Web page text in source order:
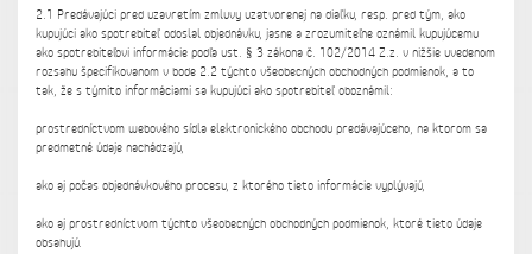
2.1 Predávajúci pred uzavretím zmluvy uzatvorenej na diaľku, resp. pred tým, ako
kupujúci ako spotrebiteľ odoslal objednávku, jasne a zrozumiteľne oznámil kupujúcemu
ako spotrebiteľovi informácie podľa ust. § 3 zákona č. 102/2014 Z.z. v nižšie uvedenom
rozsahu špecifikovanom v bode 2.2 týchto všeobecných obchodných podmienok, a to
tak, že s týmito informáciami sa kupujúci ako spotrebiteľ oboznámil:
prostredníctvom webového sídla elektronického obchodu predávajúceho, na ktorom sa
predmetné údaje nachádzajú,
ako aj počas objednávkového procesu, z ktorého tieto informácie vyplývajú,
ako aj prostredníctvom týchto všeobecných obchodných podmienok, ktoré tieto údaje
obsahujú.